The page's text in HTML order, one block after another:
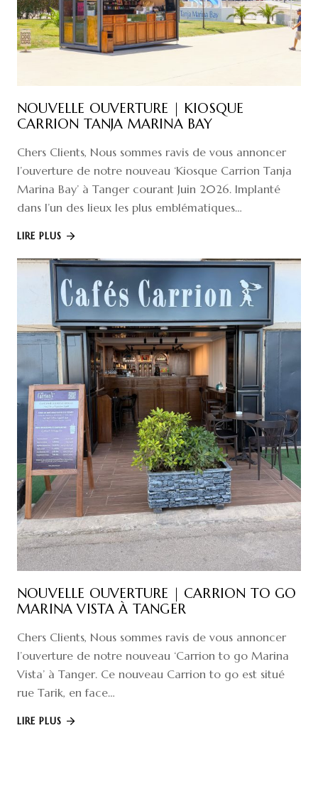
NOUVELLE OUVERTURE | KIOSQUE
CARRION TANJA MARINA BAY
Chers Clients, Nous sommes ravis de vous annoncer
l’ouverture de notre nouveau ‘Kiosque Carrion Tanja
Marina Bay’ à Tanger courant Juin 2026. Implanté
dans l’un des lieux les plus emblématiques…
LIRE PLUS
NOUVELLE OUVERTURE | CARRION TO GO
MARINA VISTA À TANGER
Chers Clients, Nous sommes ravis de vous annoncer
l’ouverture de notre nouveau ‘Carrion to go Marina
Vista’ à Tanger. Ce nouveau Carrion to go est situé
rue Tarik, en face…
LIRE PLUS